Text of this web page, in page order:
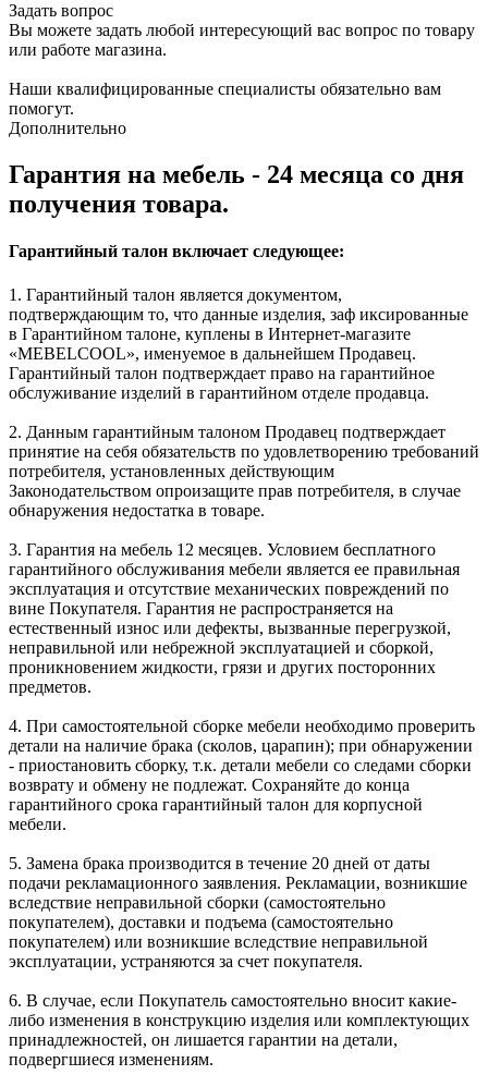
Задать вопрос
Вы можете задать любой интересующий вас вопрос по товару
или работе магазина.
Наши квалифицированные специалисты обязательно вам
помогут.
Дополнительно
Гарантия на мебель - 24 месяца со дня
получения товара.
Гарантийный талон включает следующее:
1. Гарантийный талон является документом,
подтверждающим то, что данные изделия, заф иксированные
в Гарантийном талоне, куплены в Интернет-магазите
«MEBELCOOL», именуемое в дальнейшем Продавец.
Гарантийный талон подтверждает право на гарантийное
обслуживание изделий в гарантийном отделе продавца.
2. Данным гарантийным талоном Продавец подтверждает
принятие на себя обязательств по удовлетворению требований
потребителя, установленных действующим
Законодательством опроизащите прав потребителя, в случае
обнаружения недостатка в товаре.
3. Гарантия на мебель 12 месяцев. Условием бесплатного
гарантийного обслуживания мебели является ее правильная
эксплуатация и отсутствие механических повреждений по
вине Покупателя. Гарантия не распространяется на
естественный износ или дефекты, вызванные перегрузкой,
неправильной или небрежной эксплуатацией и сборкой,
проникновением жидкости, грязи и других посторонних
предметов.
4. При самостоятельной сборке мебели необходимо проверить
детали на наличие брака (сколов, царапин); при обнаружении
- приостановить сборку, т.к. детали мебели со следами сборки
возврату и обмену не подлежат. Сохраняйте до конца
гарантийного срока гарантийный талон для корпусной
мебели.
5. Замена брака производится в течение 20 дней от даты
подачи рекламационного заявления. Рекламации, возникшие
вследствие неправильной сборки (самостоятельно
покупателем), доставки и подъема (самостоятельно
покупателем) или возникшие вследствие неправильной
эксплуатации, устраняются за счет покупателя.
6. В случае, если Покупатель самостоятельно вносит какие-
либо изменения в конструкцию изделия или комплектующих
принадлежностей, он лишается гарантии на детали,
подвергшиеся изменениям.